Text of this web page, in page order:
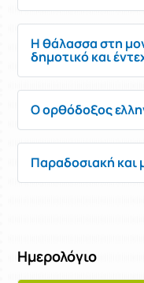
Η θάλασσα στη
δημοτικό και
Ο ορθόδοξος
Παραδοσιακή και
Ημερολόγιο